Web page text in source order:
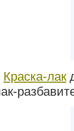
Краска-лак